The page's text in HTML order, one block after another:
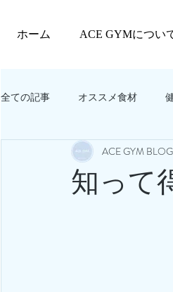
ホーム ACE GYMについ
全ての記事 オススメ食材
教えてACEGYM‼️ 美容
知って
ACE GYM BLOG